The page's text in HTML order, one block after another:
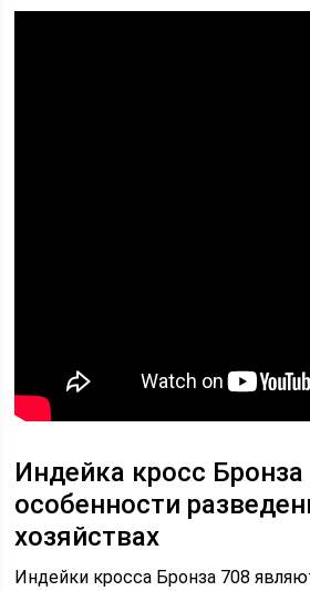
Индейка кросс Бронза
особенности
хозяйствах
Индейки кросса Бронза 708